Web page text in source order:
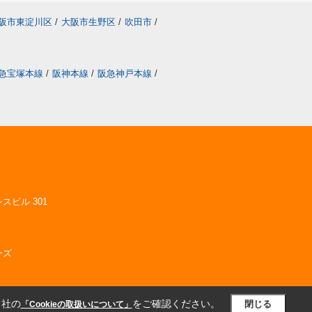
市東淀川区 / 大阪市生野区 / 吹田市 /
宝塚本線 / 阪神本線 / 阪急神戸本線 /
スビル 301
ズ
の「Cookieの取扱いについて」 をご確認ください。 閉じる